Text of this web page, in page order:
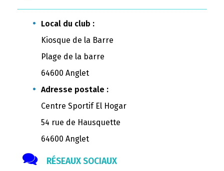
Local du club :
Kiosque de la Barre
Plage de la barre
64600 Anglet
Adresse postale :
Centre Sportif El Hogar
54 rue de Hausquette
64600 Anglet
RÉSEAUX SOCIAUX